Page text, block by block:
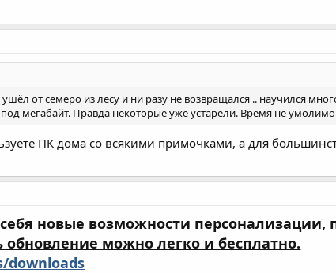
от семеро из лесу и ни разу не возвращался .. научился
мегабайт. Правда некоторые уже устарели. Время не
ПК дома со всякими примочками, а для
новые возможности
можно легко и бесплатно.
downloads